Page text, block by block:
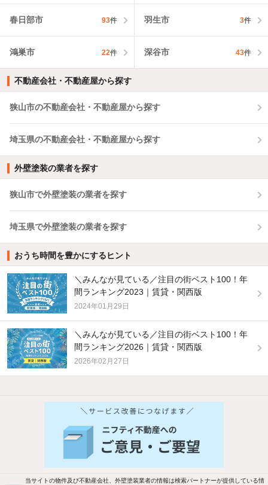
春日部市 93件 羽生市 3件
鴻巣市 22件 深谷市 43件
不動産会社・不動産屋から探す
狭山市の不動産会社・不動産屋から探す
埼玉県の不動産会社・不動産屋から探す
外壁塗装の業者を探す
狭山市で外壁塗装の業者を探す
埼玉県で外壁塗装の業者を探す
おうち時間を豊かにするヒント
＼みんなが見ている／注目の街ベスト100！年
間ランキング2023｜賃貸・関西版
2024年01月29日
＼みんなが見ている／注目の街ベスト100！年
間ランキング2026｜賃貸・関西版
2026年02月27日
当サイトの物件及び不動産会社、外壁塗装業者の情報は検索パートナーが提供している情